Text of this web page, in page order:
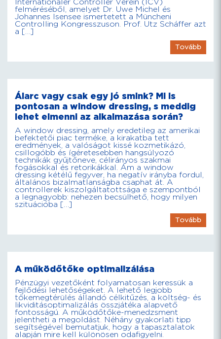
Internationaler Controller Verein (ICV)
felméréséből, amelyet Dr. Uwe Michel és
Johannes Isensee ismertetett a Müncheni
Controlling Kongresszuson. Prof. Utz Scháffer azt
a […]
Tovább
Álarc vagy csak egy jó smink? Mi is
pontosan a window dressing, s meddig
lehet elmenni az alkalmazása során?
A window dressing, amely eredetileg az amerikai
befektetői piac terméke, a kirakatba tett
eredmények, a valóságot kissé kozmetikázó,
csillogóbb és ígéretesebben hangsúlyozó
technikák gyűjtőneve, célirányos szakmai
fogásokkal és retorikákkal. Ám a window
dressing kétélű fegyver, ha negatív irányba fordul,
általános bizalmatlanságba csaphat át. A
controllerek kiszolgáltatottsága e szempontból
a legnagyobb: nehezen becsülhető, hogy milyen
szituációba […]
Tovább
A működőtőke optimalizálása
Pénzügyi vezetőként folyamatosan keressük a
fejlődési lehetőségeket. A lehető legjobb
tőkemegtérülés állandó célkitűzés, a költség- és
likviditásoptimalizálás összjátéka alapvető
fontosságú. A működőtőke-menedzsment
jelentheti a megoldást. Néhány gyakorlati tipp
segítségével bemutatjuk, hogy a tapasztalatok
alapján mire kell különösen odafigyelni.